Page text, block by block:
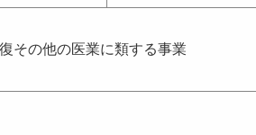
その他の医業に類する事業